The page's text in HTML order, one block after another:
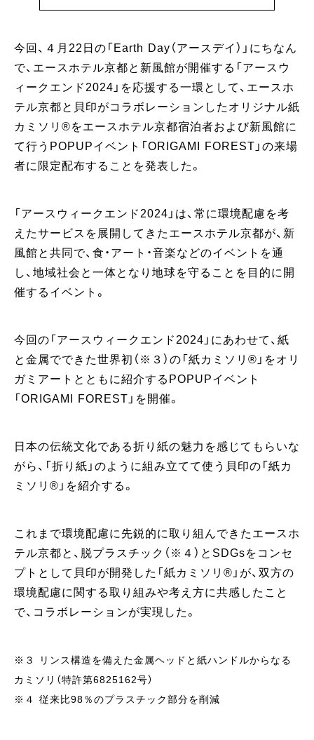
今回、４月22日の「Earth Day（アースデイ）」にちなん
で、エースホテル京都と新風館が開催する「アースウ
ィークエンド2024」を応援する一環として、エースホ
テル京都と貝印がコラボレーションしたオリジナル紙
カミソリ®をエースホテル京都宿泊者および新風館に
て行うPOPUPイベント「ORIGAMI FOREST」の来場
者に限定配布することを発表した。
「アースウィークエンド2024」は、常に環境配慮を考
えたサービスを展開してきたエースホテル京都が、新
風館と共同で、食・アート・音楽などのイベントを通
し、地域社会と一体となり地球を守ることを目的に開
催するイベント。
今回の「アースウィークエンド2024」にあわせて、紙
と金属でできた世界初（※３）の「紙カミソリ®」をオリ
ガミアートとともに紹介するPOPUPイベント
「ORIGAMI FOREST」を開催。
日本の伝統文化である折り紙の魅力を感じてもらいな
がら、「折り紙」のように組み立てて使う貝印の「紙カ
ミソリ®」を紹介する。
これまで環境配慮に先鋭的に取り組んできたエースホ
テル京都と、脱プラスチック（※４）とSDGsをコンセ
プトとして貝印が開発した「紙カミソリ®」が、双方の
環境配慮に関する取り組みや考え方に共感したこと
で、コラボレーションが実現した。
※３ リンス構造を備えた金属ヘッドと紙ハンドルからなる
カミソリ（特許第6825162号）
※４ 従来比98％のプラスチック部分を削減